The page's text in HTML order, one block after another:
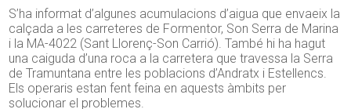
S’ha informat d’algunes acumulacions d’aigua que envaeix la
calçada a les carreteres de Formentor, Son Serra de Marina
i la MA-4022 (Sant Llorenç-Son Carrió). També hi ha hagut
una caiguda d’una roca a la carretera que travessa la Serra
de Tramuntana entre les poblacions d’Andratx i Estellencs.
Els operaris estan fent feina en aquests àmbits per
solucionar el problemes.